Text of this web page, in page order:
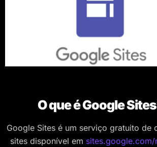
O que é Google
Google Sites é um serviço gratuito de
sites disponível em sites.google.com/